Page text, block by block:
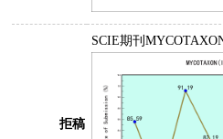
拒稿
SCIE期刊